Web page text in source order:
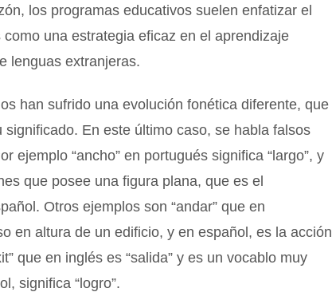
los programas educativos suelen enfatizar el
una estrategia eficaz en el aprendizaje
lenguas extranjeras.
han sufrido una evolución fonética diferente, que
En este último caso, se habla falsos
ejemplo “ancho” en portugués significa “largo”, y
que posee una figura plana, que es el
Otros ejemplos son “andar” que en
en altura de un edificio, y en español, es la acción
que en inglés es “salida” y es un vocablo muy
significa “logro”.